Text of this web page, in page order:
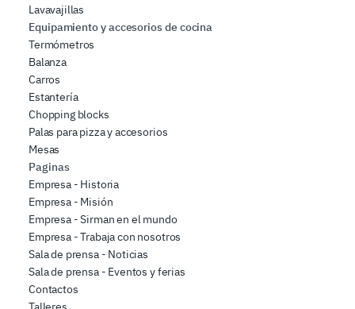
Lavavajillas
Equipamiento y accesorios de cocina
Termómetros
Balanza
Carros
Estantería
Chopping blocks
Palas para pizza y accesorios
Mesas
Paginas
Empresa - Historia
Empresa - Misión
Empresa - Sirman en el mundo
Empresa - Trabaja con nosotros
Sala de prensa - Noticias
Sala de prensa - Eventos y ferias
Contactos